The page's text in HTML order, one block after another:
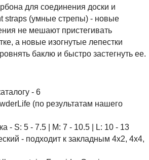
для соединения доски и
straps (умные стрепы) - новые
не мешают пристегивать
а новые изогнутые лепестки
баклю и быстро застегнуть ее.
- 6
(по результатам нашего
- S: 5 - 7.5 | M: 7 - 10.5 | L: 10 - 13
- подходит к закладным 4x2, 4x4,